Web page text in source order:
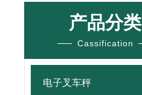
产品分类
Cassification
电子叉车秤